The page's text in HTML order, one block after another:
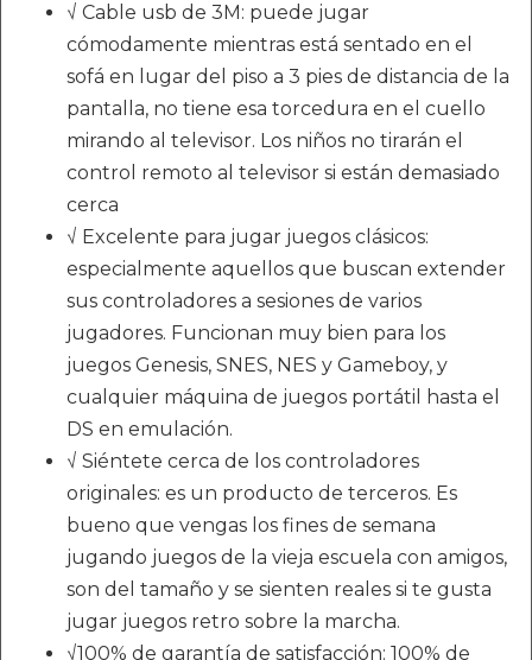
√ Cable usb de 3M: puede jugar
cómodamente mientras está sentado en el
sofá en lugar del piso a 3 pies de distancia de la
pantalla, no tiene esa torcedura en el cuello
mirando al televisor. Los niños no tirarán el
control remoto al televisor si están demasiado
cerca
√ Excelente para jugar juegos clásicos:
especialmente aquellos que buscan extender
sus controladores a sesiones de varios
jugadores. Funcionan muy bien para los
juegos Genesis, SNES, NES y Gameboy, y
cualquier máquina de juegos portátil hasta el
DS en emulación.
√ Siéntete cerca de los controladores
originales: es un producto de terceros. Es
bueno que vengas los fines de semana
jugando juegos de la vieja escuela con amigos,
son del tamaño y se sienten reales si te gusta
jugar juegos retro sobre la marcha.
√100% de garantía de satisfacción: 100% de